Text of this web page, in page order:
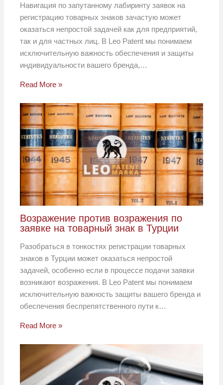
Навигация по запутанному лабиринту заявок на
регистрацию товарных знаков зачастую может
оказаться непростой задачей как для предприятий,
так и для частных лиц. В Leo Patent мы понимаем
исключительную важность обеспечения и защиты
индивидуальности вашего бренда,…
Read More »
Возражение против возражения по
заявке на товарный знак в Турции
Разобраться в тонкостях регистрации товарных
знаков в Турции может оказаться непростой
задачей, особенно если в процессе подачи заявки
возникают возражения. В Leo Patent мы понимаем
исключительную важность защиты вашего бренда и
обеспечения беспрепятственного пути к…
Read More »